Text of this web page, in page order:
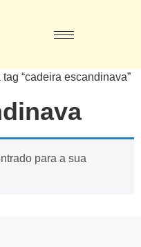
“cadeira escandinava”
para a sua